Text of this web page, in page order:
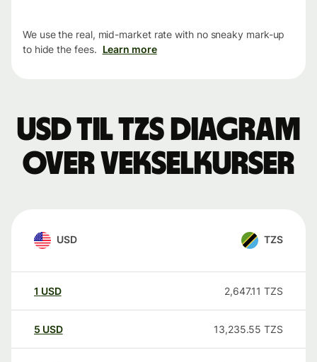
We use the real, mid-market rate with no sneaky mark-up
to hide the fees. Learn more
USD til TZS Diagram
over vekselkurser
USD TZS
1 USD 2,647.11 TZS
5 USD 13,235.55 TZS